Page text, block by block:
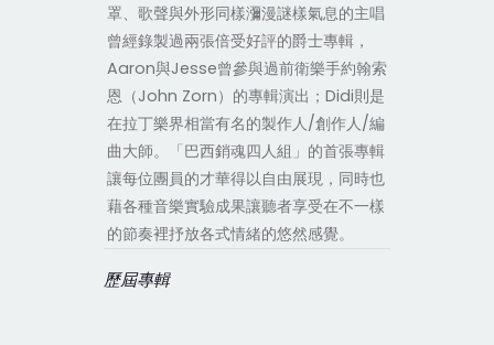
罩、歌聲與外形同樣瀰漫謎樣氣息的主唱
曾經錄製過兩張倍受好評的爵士專輯，
Aaron與Jesse曾參與過前衛樂手約翰索
恩（John Zorn）的專輯演出；Didi則是
在拉丁樂界相當有名的製作人/創作人/編
曲大師。「巴西銷魂四人組」的首張專輯
讓每位團員的才華得以自由展現，同時也
藉各種音樂實驗成果讓聽者享受在不一樣
的節奏裡抒放各式情緒的悠然感覺。
歷屆專輯